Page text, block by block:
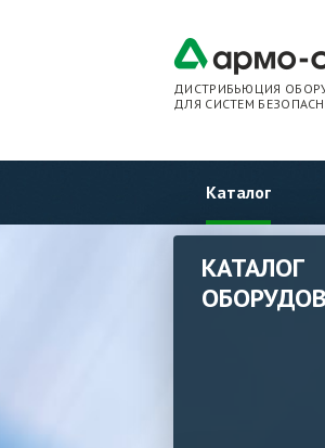
ДИСТРИБЬЮЦИЯ
ДЛЯ СИСТЕМ
Каталог
КАТАЛОГ